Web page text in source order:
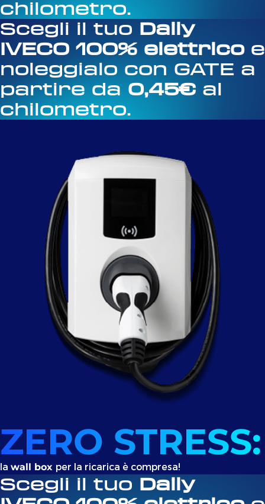
chilometro.
Scegli il tuo
Daily
IVECO 100% elettrico e
noleggialo con GATE a
partire da 0,45€ al
chilometro.
ZERO STRESS:
la wall box per la ricarica è compresa!
Scegli il tuo
Daily